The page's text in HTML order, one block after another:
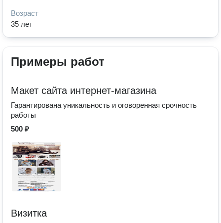
Возраст
35 лет
Примеры работ
Макет сайта интернет-магазина
Гарантирована уникальность и оговоренная срочность
работы
500 ₽
Визитка